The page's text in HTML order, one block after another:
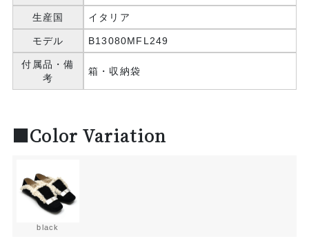
生産国 イタリア
モデル B13080MFL249
付属品・備
考
箱・収納袋
■Color Variation
black